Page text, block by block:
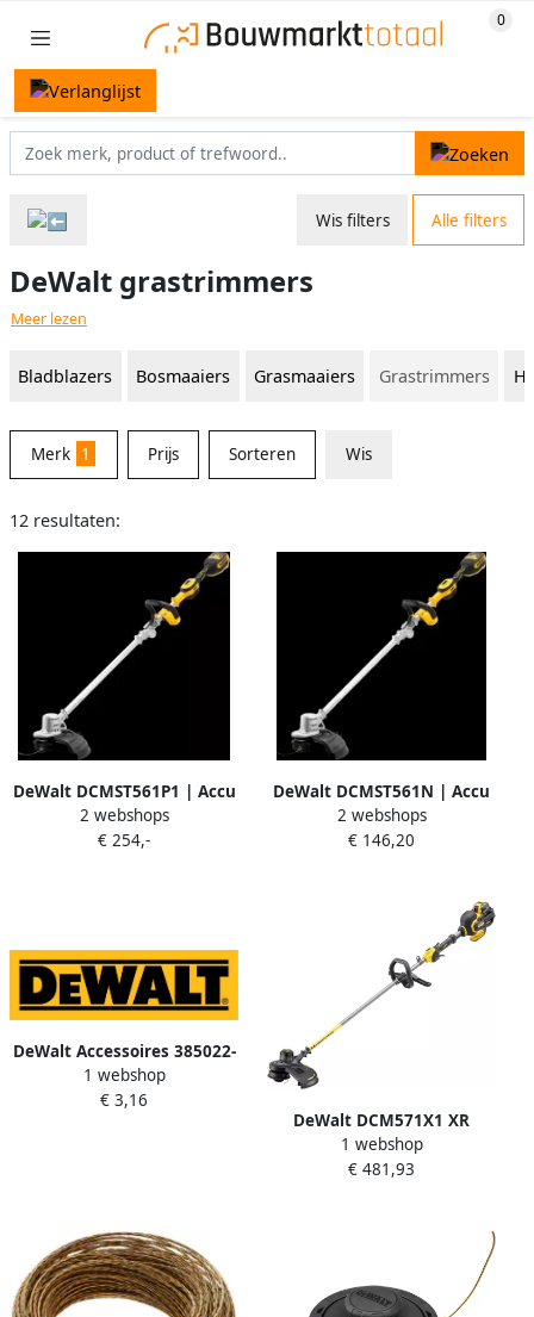
Wis filters Alle filters
DeWalt grastrimmers
Meer lezen
Bladblazers Bosmaaiers Grasmaaiers Grastrimmers
Merk 1 Prijs Sorteren Wis
12 resultaten:
DeWalt DCMST561P1 | Accu
Grastrimmer | 18V XR | 1x
5.0 Ah accu en lader
2 webshops
€ 254,-
DeWalt DCMST561N | Accu
Grastrimmer | 18V XR |
Zonder accu en lader
2 webshops
€ 146,20
DeWalt Accessoires 385022-
03N | Onderdeel |
Draadspoelkap
1 webshop
€ 3,16
DeWalt DCM571X1 XR
FLEXVOLT 54V
GRASTRIMMER BOSMAAIER
1 webshop
€ 481,93